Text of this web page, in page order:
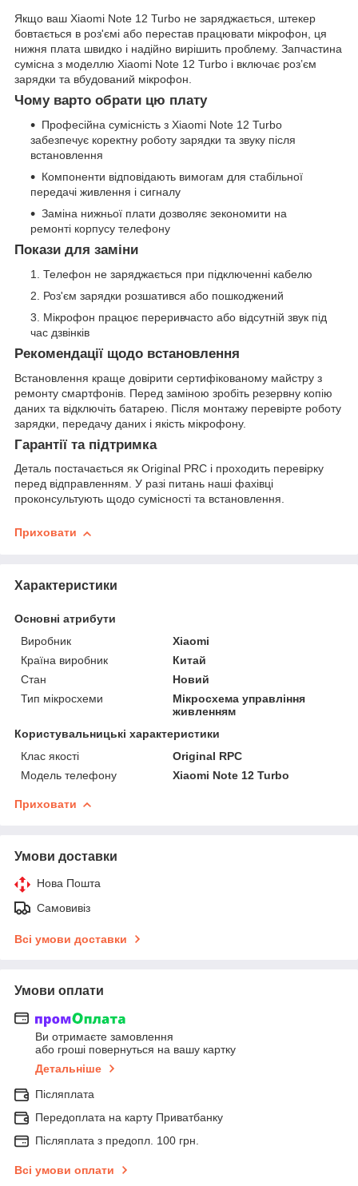
Якщо ваш Xiaomi Note 12 Turbo не заряджається, штекер
бовтається в роз'ємі або перестав працювати мікрофон, ця
нижня плата швидко і надійно вирішить проблему. Запчастина
сумісна з моделлю Xiaomi Note 12 Turbo і включає роз’єм
зарядки та вбудований мікрофон.
Чому варто обрати цю плату
Професійна сумісність з Xiaomi Note 12 Turbo
забезпечує коректну роботу зарядки та звуку після
встановлення
Компоненти відповідають вимогам для стабільної
передачі живлення і сигналу
Заміна нижньої плати дозволяє зекономити на
ремонті корпусу телефону
Покази для заміни
Телефон не заряджається при підключенні кабелю
Роз'єм зарядки розшатився або пошкоджений
Мікрофон працює переривчасто або відсутній звук під
час дзвінків
Рекомендації щодо встановлення
Встановлення краще довірити сертифікованому майстру з
ремонту смартфонів. Перед заміною зробіть резервну копію
даних та відключіть батарею. Після монтажу перевірте роботу
зарядки, передачу даних і якість мікрофону.
Гарантії та підтримка
Деталь постачається як Original PRC і проходить перевірку
перед відправленням. У разі питань наші фахівці
проконсультують щодо сумісності та встановлення.
Приховати
Характеристики
Основні атрибути
Виробник
Xiaomi
Країна виробник
Китай
Стан
Новий
Тип мікросхеми
Мікросхема управління
живленням
Користувальницькі характеристики
Клас якості
Original RPC
Модель телефону
Xiaomi Note 12 Turbo
Приховати
Умови доставки
Нова Пошта
Самовивіз
Всі умови доставки
Умови оплати
Ви отримаєте замовлення
або гроші повернуться на вашу картку
Детальніше
Післяплата
Передоплата на карту Приватбанку
Післяплата з предопл. 100 грн.
Всі умови оплати